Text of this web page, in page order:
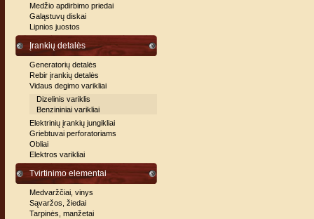
Medžio apdirbimo priedai
Galąstuvų diskai
Lipnios juostos
Įrankių detalės
Generatorių detalės
Rebir įrankių detalės
Vidaus degimo varikliai
Dizelinis variklis
Benzininiai varikliai
Elektrinių įrankių jungikliai
Griebtuvai perforatoriams
Obliai
Elektros varikliai
Tvirtinimo elementai
Medvaržčiai, vinys
Sąvaržos, žiedai
Tarpinės, manžetai